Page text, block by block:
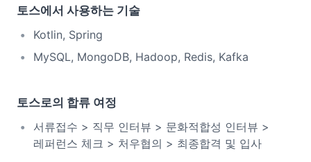
토스에서 사용하는 기술
Kotlin, Spring
MySQL, MongoDB, Hadoop, Redis, Kafka
토스로의 합류 여정
서류접수 > 직무 인터뷰 > 문화적합성 인터뷰 >
레퍼런스 체크 > 처우협의 > 최종합격 및 입사